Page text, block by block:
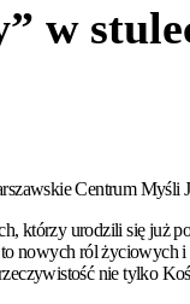
w
Centrum Myśli
którzy urodzili się
ról życiowych
nie tylko